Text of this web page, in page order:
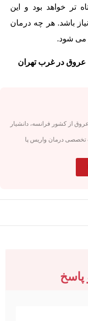
تر خواهد بود و این
باشد. هر چه درمان
می شود.
در غرب تهران
از کشور فرانسه، دانشیار
درمان واریس پا